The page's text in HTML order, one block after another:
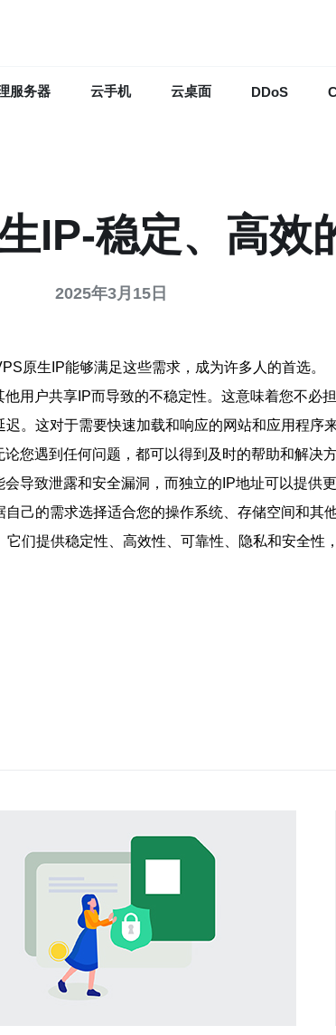
服务器 云手机 云桌面 DDoS
IP-稳定、高效
2025年3月15日
原生IP能够满足这些需求，成为许多人的首选。
用户共享IP而导致的不稳定性。这意味着您不必
。这对于需要快速加载和响应的网站和应用程序
您遇到任何问题，都可以得到及时的帮助和解决方
导致泄露和安全漏洞，而独立的IP地址可以提供更
己的需求选择适合您的操作系统、存储空间和其他
们提供稳定性、高效性、可靠性、隐私和安全性